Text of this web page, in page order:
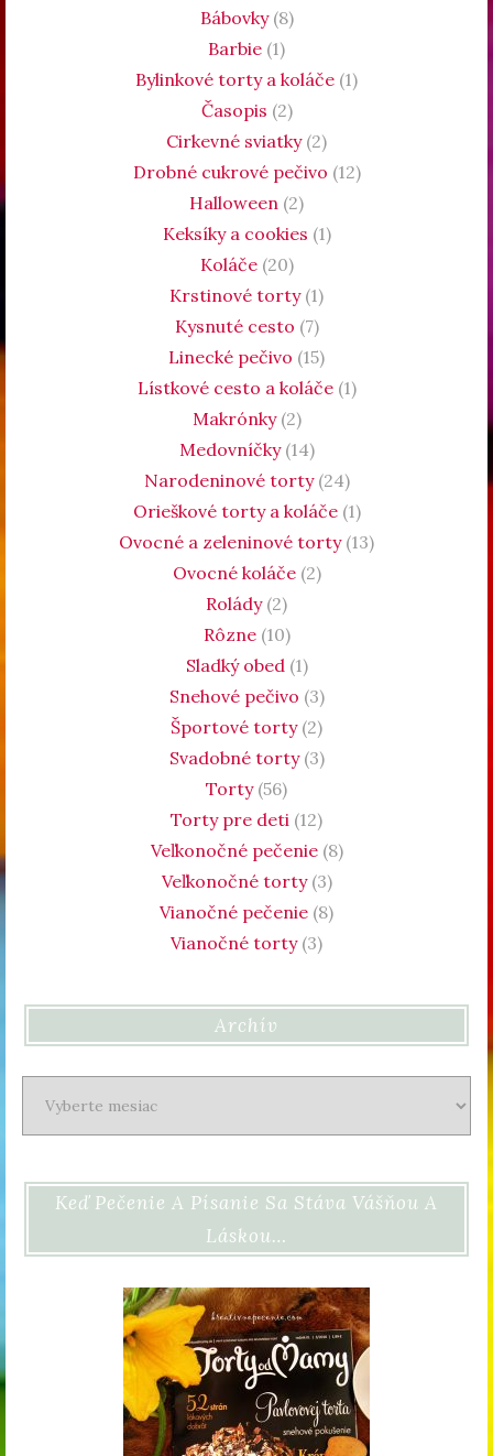
Bábovky(8)
Barbie (1)
Bylinkové torty a koláče (1)
Časopis (2)
Cirkevné sviatky(2)
Drobné cukrové pečivo (12)
Halloween (2)
Keksíky a cookies (1)
Koláče(20)
Krstinové torty(1)
Kysnuté cesto (7)
Linecké pečivo (15)
Lístkové cesto a koláče(1)
Makrónky(2)
Medovníčky(14)
Narodeninové torty(24)
Orieškové torty a koláče(1)
Ovocné a zeleninové torty(13)
Ovocné koláče(2)
Rolády(2)
Rôzne(10)
Sladký obed (1)
Snehové pečivo (3)
Športové torty(2)
Svadobné torty(3)
Torty(56)
Torty pre deti (12)
Veľkonočné pečenie(8)
Veľkonočné torty(3)
Vianočné pečenie (8)
Vianočné torty(3)
Archív
Keď Pečenie A Písanie Sa Stáva Vášňou A
Láskou…